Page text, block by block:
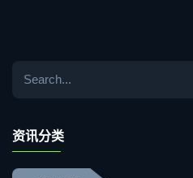
资讯分类